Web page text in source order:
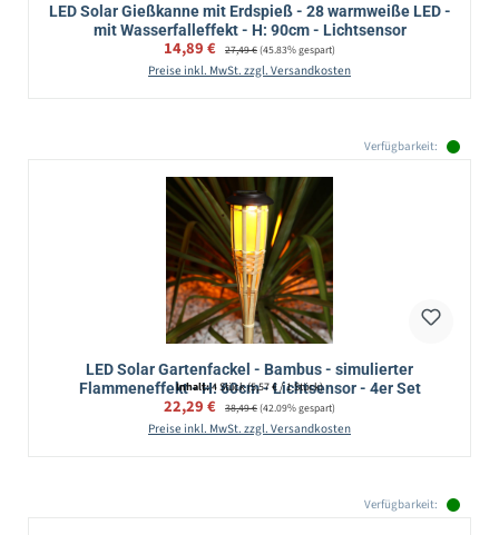
LED Solar Gießkanne mit Erdspieß - 28 warmweiße LED -
mit Wasserfalleffekt - H: 90cm - Lichtsensor
Verkaufspreis:
14,89 € Regulärer Preis:
27,49 €(45.83% gespart)
Preise inkl. MwSt. zzgl. Versandkosten
Verfügbarkeit:
LED Solar Gartenfackel - Bambus - simulierter
Flammeneffekt - H: 60cm - Lichtsensor - 4er Set
Inhalt:4 Stück(5,57 € / 1 Stück)
Verkaufspreis:
22,29 € Regulärer Preis:
38,49 €(42.09% gespart)
Preise inkl. MwSt. zzgl. Versandkosten
Verfügbarkeit: